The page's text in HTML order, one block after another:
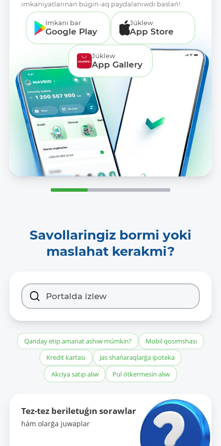
imkaniyatlarınan búgin-aq paydalanıwdı baslań!:
Imkani bar
Google Play
Júklew
App Store
Júklew
App Gallery
Savollaringiz bormi yoki
maslahat kerakmi?
Qanday etip amanat ashıw múmkin?
Mobil qosımshası
Kredit kartası
Jas shańaraqlarǵa ipoteka
Akciya satıp alıw
Pul ótkermesin alıw
Tez-tez beriletuǵın sorawlar
hám olarǵa juwaplar